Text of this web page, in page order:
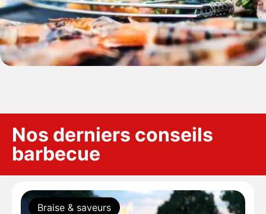
Nos derniers conseils
barbecue
Braise & saveurs